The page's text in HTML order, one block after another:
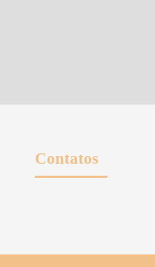
Contatos